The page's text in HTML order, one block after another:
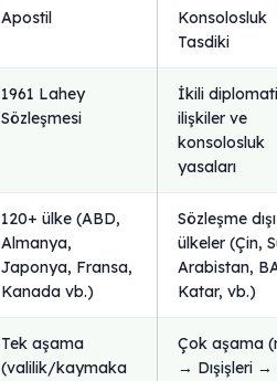
Apostil
Konsolosluk
Tasdiki
1961 Lahey
Sözleşmesi
İkili
ilişkiler ve
konsolosluk
yasaları
120+ ülke (ABD,
Almanya,
Japonya, Fransa,
Kanada vb.)
Sözleşme dışı
ülkeler (Çin,
Arabistan,
Katar, vb.)
Tek aşama
(valilik/kaymaka
Çok aşama
→ Dışişleri →